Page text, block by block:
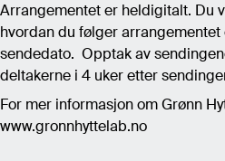
Arrangementet er heldigitalt. Du
hvordan du følger arrangementet
sendedato. Opptak av
deltakerne i 4 uker etter
For mer informasjon om Grønn
www.gronnhyttelab.no